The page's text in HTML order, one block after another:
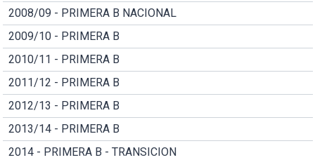
2008/09 - PRIMERA B NACIONAL
2009/10 - PRIMERA B
2010/11 - PRIMERA B
2011/12 - PRIMERA B
2012/13 - PRIMERA B
2013/14 - PRIMERA B
2014 - PRIMERA B - TRANSICION